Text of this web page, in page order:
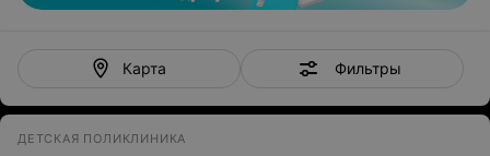
Карта Фильтры
ДЕТСКАЯ ПОЛИКЛИНИКА